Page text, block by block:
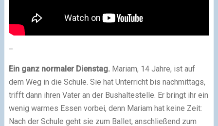
Ein ganz normaler Dienstag.Mariam, 14 Jahre, ist auf
dem Weg in die Schule. Sie hat Unterricht bis nachmittags,
trifft dann ihren Vater an der Bushaltestelle. Er bringt ihr ein
wenig warmes Essen vorbei, denn Mariam hat keine Zeit:
Nach der Schule geht sie zum Ballet, anschließend zum